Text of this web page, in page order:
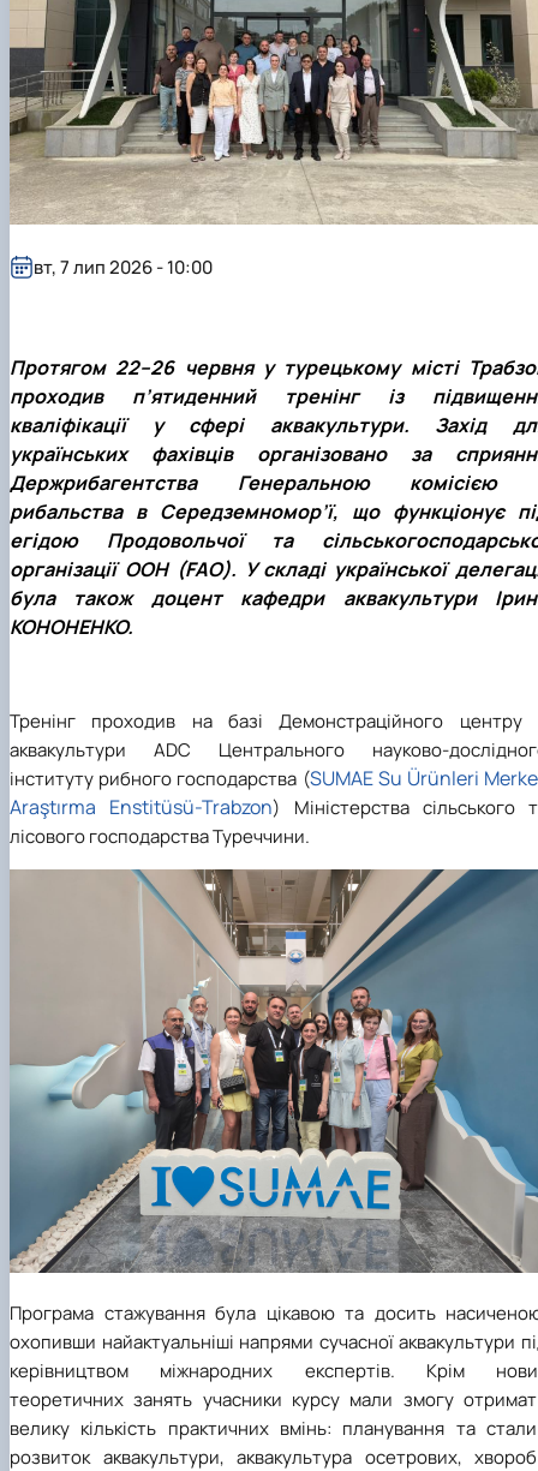
Протягом 22–26 червня у турецькому місті
проходив п’ятиденний тренінг із
кваліфікації у сфері аквакультури. Захід
українських фахівців організовано за
Держрибагентства Генеральною комісією
рибальства в Середземномор’ї, що функціонує
егідою Продовольчої та
організації ООН (FAO). У складі української
була також доцент кафедри аквакультури
КОНОНЕНКО.
Тренінг проходив на базі Демонстраційного центру
аквакультури ADC Центрального науково-
інституту рибного господарства (SUMAE Su Ürünleri
Araştırma Enstitüsü-Trabzon) Міністерства сільського
лісового господарства Туреччини.
Програма стажування була цікавою та досить
охопивши найактуальніші напрями сучасної аквакультури
керівництвом міжнародних експертів. Крім
теоретичних занять учасники курсу мали змогу
велику кількість практичних вмінь: планування та
розвиток аквакультури, аквакультура осетрових,
вт, 7 лип 2026 - 10:00